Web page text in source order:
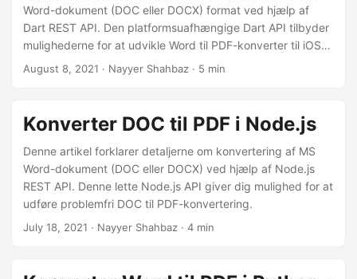
Word-dokument (DOC eller DOCX) format ved hjælp af
Dart REST API. Den platformsuafhængige Dart API tilbyder
mulighederne for at udvikle Word til PDF-konverter til iOS-
platformen.
August 8, 2021 · Nayyer Shahbaz · 5 min
Konverter DOC til PDF i Node.js
Denne artikel forklarer detaljerne om konvertering af MS
Word-dokument (DOC eller DOCX) ved hjælp af Node.js
REST API. Denne lette Node.js API giver dig mulighed for at
udføre problemfri DOC til PDF-konvertering.
July 18, 2021 · Nayyer Shahbaz · 4 min